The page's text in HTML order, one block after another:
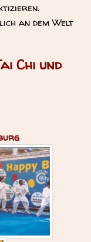
an dem Welt
Chi und